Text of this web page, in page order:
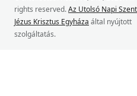
rights reserved.Az Utolsó Napi
Jézus Krisztus Egyháza által nyújtott
szolgáltatás.